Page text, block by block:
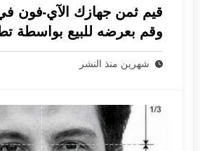
قيم ثمن جهازك الآي-فون
وقم بعرضه للبيع بواسطة
جرام
شهرين منذ النشر